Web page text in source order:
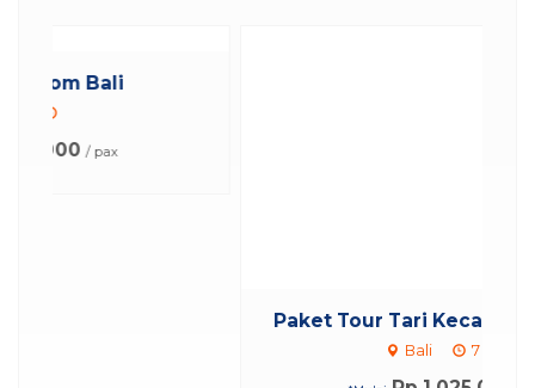
Paket Tour Tari Kecak Uluwatu da...